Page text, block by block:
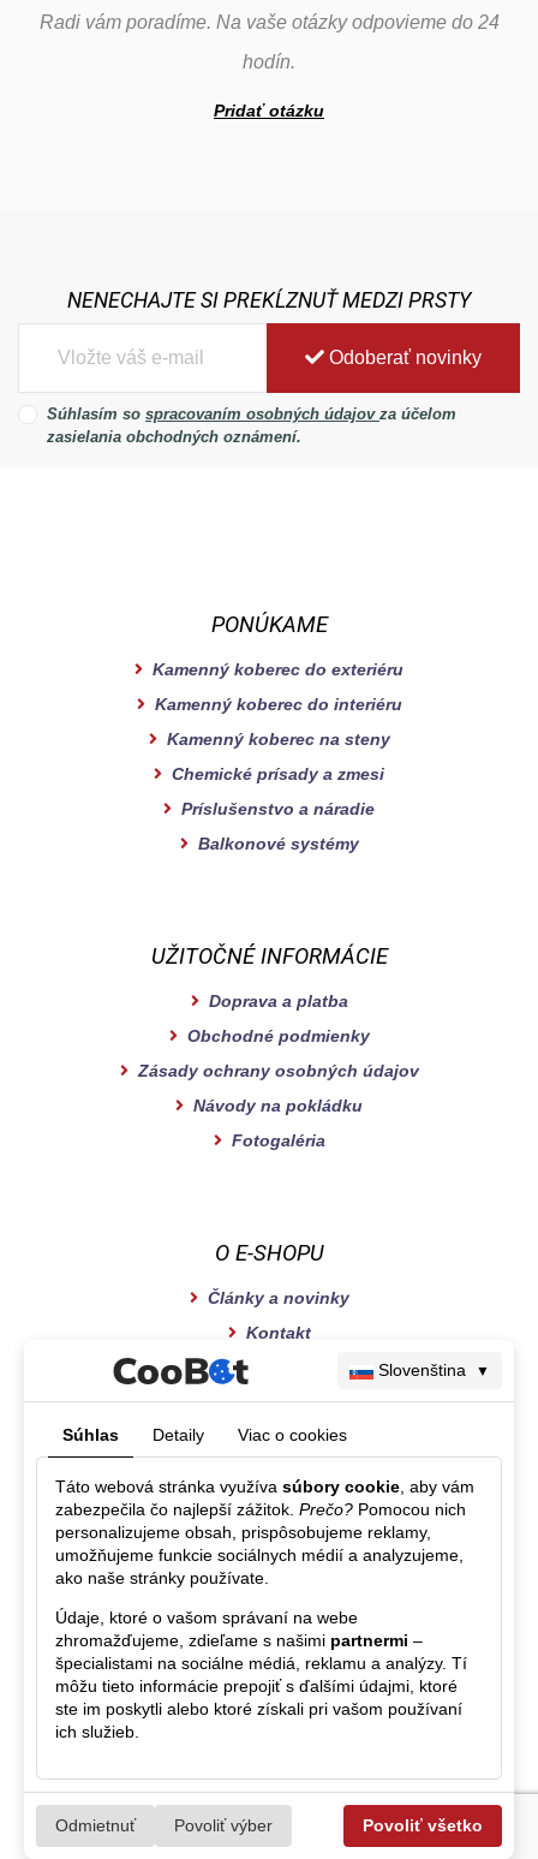
Radi vám poradíme. Na vaše otázky odpovieme do 24
hodín.
Pridať otázku
NENECHAJTE SI PREKĹZNUŤ MEDZI PRSTY
Odoberať novinky
Súhlasím so spracovaním osobných údajov za účelom
zasielania obchodných oznámení.
PONÚKAME
Kamenný koberec do exteriéru
Kamenný koberec do interiéru
Kamenný koberec na steny
Chemické prísady a zmesi
Príslušenstvo a náradie
Balkonové systémy
UŽITOČNÉ INFORMÁCIE
Doprava a platba
Obchodné podmienky
Zásady ochrany osobných údajov
Návody na pokládku
Fotogaléria
O E-SHOPU
Články a novinky
Kontakt
SLEDUJTE NÁS NA FACEBOOKU
© NatureStone.cz, 2021 | Všetky práva vyhradené
Slovenština ▼
Súhlas Detaily Viac o cookies
Táto webová stránka využíva súbory cookie , aby vám
zabezpečila čo najlepší zážitok. Prečo? Pomocou nich
personalizujeme obsah, prispôsobujeme reklamy,
umožňujeme funkcie sociálnych médií a analyzujeme,
ako naše stránky používate.
Údaje, ktoré o vašom správaní na webe
zhromažďujeme, zdieľame s našimi partnermi –
špecialistami na sociálne médiá, reklamu a analýzy. Tí
môžu tieto informácie prepojiť s ďalšími údajmi, ktoré
ste im poskytli alebo ktoré získali pri vašom používaní
ich služieb.
Odmietnuť Povoliť výber Povoliť všetko